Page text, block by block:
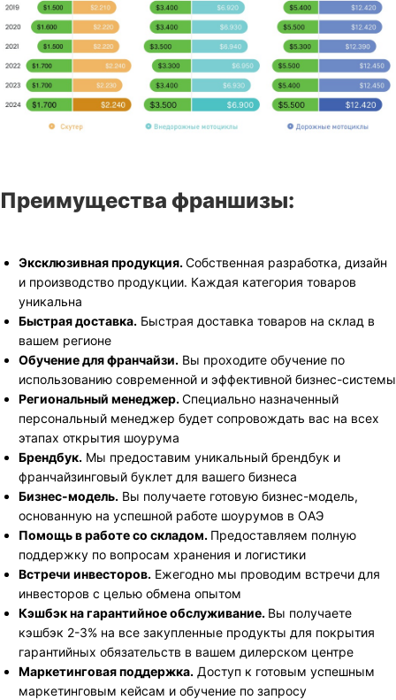
Преимущества франшизы:
Эксклюзивная продукция.Собственная разработка, дизайн
и производство продукции. Каждая категория товаров
уникальна
Быстрая доставка.Быстрая доставка товаров на склад в
вашем регионе
Обучение для франчайзи.Вы проходите обучение по
использованию современной и эффективной бизнес-системы
Региональный менеджер.Специально назначенный
персональный менеджер будет сопровождать вас на всех
этапах открытия шоурума
Брендбук.Мы предоставим уникальный брендбук и
франчайзинговый буклет для вашего бизнеса
Бизнес-модель.Вы получаете готовую бизнес-модель,
основанную на успешной работе шоурумов в ОАЭ
Помощь в работе со складом. Предоставляем полную
поддержку по вопросам хранения и логистики
Встречи инвесторов.Ежегодно мы проводим встречи для
инвесторов с целью обмена опытом
Кэшбэк на гарантийное обслуживание. Вы получаете
кэшбэк 2-3% на все закупленные продукты для покрытия
гарантийных обязательств в вашем дилерском центре
Маркетинговая поддержка.Доступ к готовым успешным
маркетинговым кейсам и обучение по запросу